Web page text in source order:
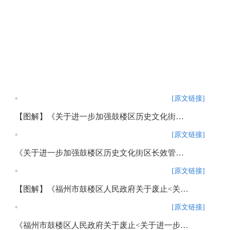
[原文链接]
【图解】《关于进一步加强鼓楼区历史文化街区长效管理实施办法》
[原文链接]
《关于进一步加强鼓楼区历史文化街区长效管理实施办法》政策解读
[原文链接]
【图解】《福州市鼓楼区人民政府关于废止<关于进一步加强鼓楼区历史文化街区长效管理实施办法（试行）>的通知》政策解读
[原文链接]
《福州市鼓楼区人民政府关于废止<关于进一步加强鼓楼区历史文化街区长效管理实施办法（试行）>的通知》政策解读